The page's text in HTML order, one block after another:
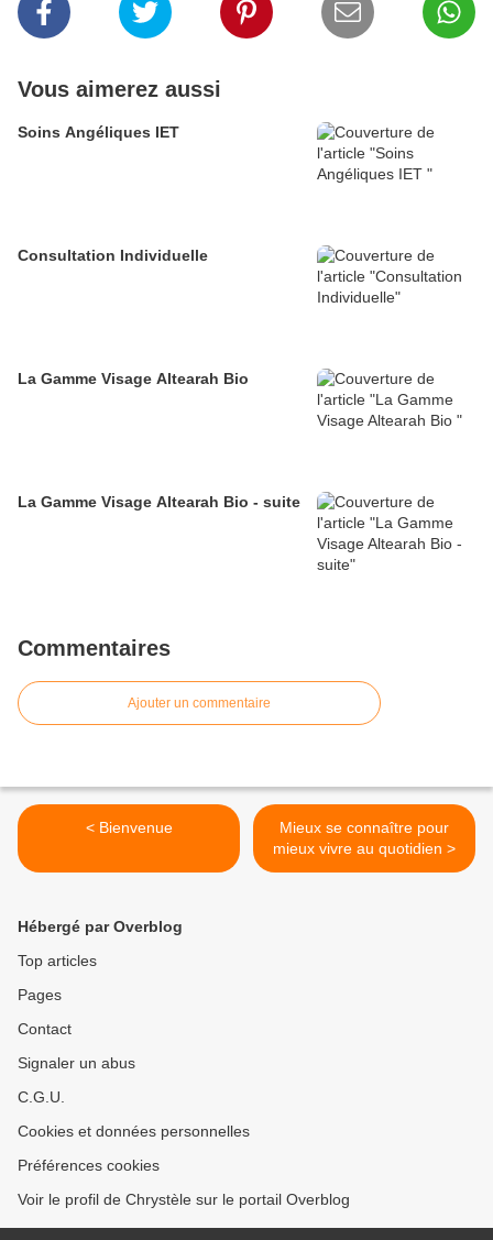
Vous aimerez aussi
Soins Angéliques IET
Consultation Individuelle
La Gamme Visage Altearah Bio
La Gamme Visage Altearah Bio - suite
Commentaires
Ajouter un commentaire
< Bienvenue
Mieux se connaître pour
mieux vivre au quotidien >
Hébergé par Overblog
Top articles
Pages
Contact
Signaler un abus
C.G.U.
Cookies et données personnelles
Préférences cookies
Voir le profil de Chrystèle sur le portail Overblog